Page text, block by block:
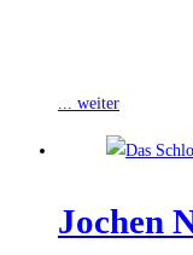
... weiter
Jochen